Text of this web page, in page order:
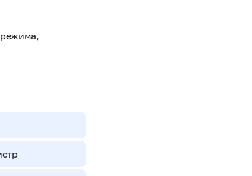
режима,